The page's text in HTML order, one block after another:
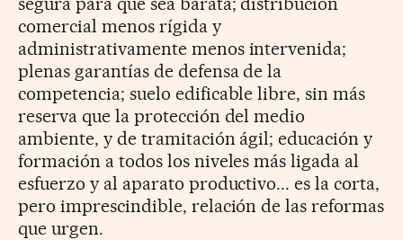
comercial menos rígida y
administrativamente menos intervenida;
plenas garantías de defensa de la
competencia; suelo edificable libre, sin más
reserva que la protección del medio
ambiente, y de tramitación ágil; educación y
formación a todos los niveles más ligada al
esfuerzo y al aparato productivo... es la corta,
pero imprescindible, relación de las reformas
que urgen.